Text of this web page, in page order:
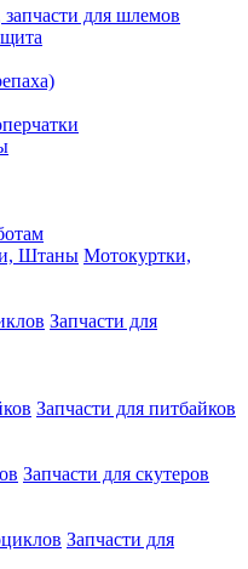
для шлемов
Мотокуртки,
Запчасти для
Запчасти для питбайков
Запчасти для скутеров
Запчасти для